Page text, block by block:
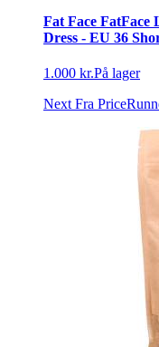
Fat Face
Dress - EU 36
1.000 kr.På lager
Next Fra